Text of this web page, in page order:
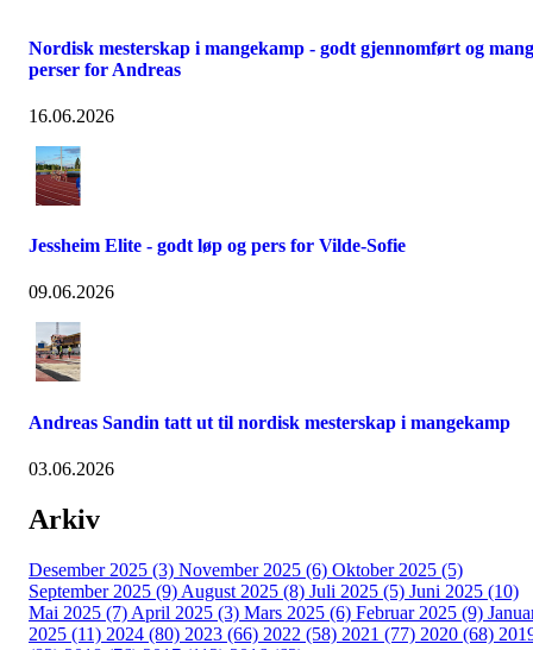
Nordisk mesterskap i mangekamp - godt gjennomført og
perser for Andreas
16.06.2026
Jessheim Elite - godt løp og pers for Vilde-Sofie
09.06.2026
Andreas Sandin tatt ut til nordisk mesterskap i mangekamp
03.06.2026
Arkiv
Desember 2025 (3) November 2025 (6) Oktober 2025 (5)
September 2025 (9) August 2025 (8) Juli 2025 (5) Juni 2025 (10)
Mai 2025 (7) April 2025 (3) Mars 2025 (6) Februar 2025 (9)
2025 (11) 2024 (80) 2023 (66) 2022 (58) 2021 (77) 2020 (68)